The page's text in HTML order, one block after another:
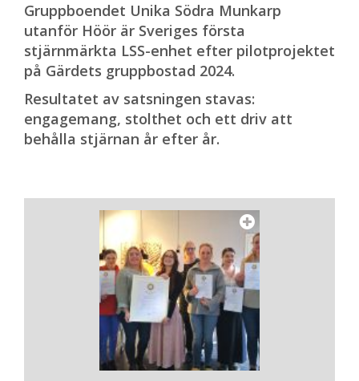
Gruppboendet Unika Södra Munkarp
utanför Höör är Sveriges första
stjärnmärkta LSS-enhet efter pilotprojektet
på Gärdets gruppbostad 2024.
Resultatet av satsningen stavas:
engagemang, stolthet och ett driv att
behålla stjärnan år efter år.